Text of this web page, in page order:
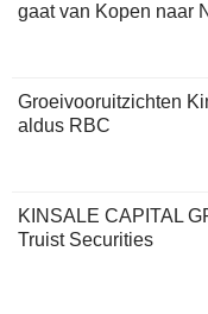
gaat van Kopen naar
Groeivooruitzichten
aldus RBC
KINSALE CAPITAL
Truist Securities